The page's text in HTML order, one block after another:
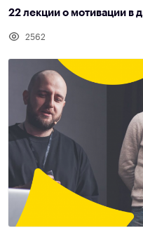
22 лекции о мотивации в
2562